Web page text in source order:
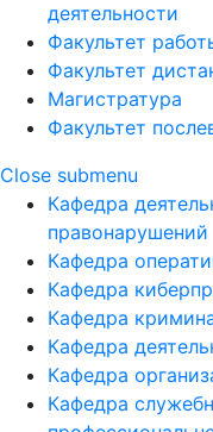
деятельности
Факультет
Факультет
Магистратура
Факультет
Close submenu
Кафедра
правонарушений
Кафедра
Кафедра
Кафедра
Кафедра
Кафедра
Кафедра